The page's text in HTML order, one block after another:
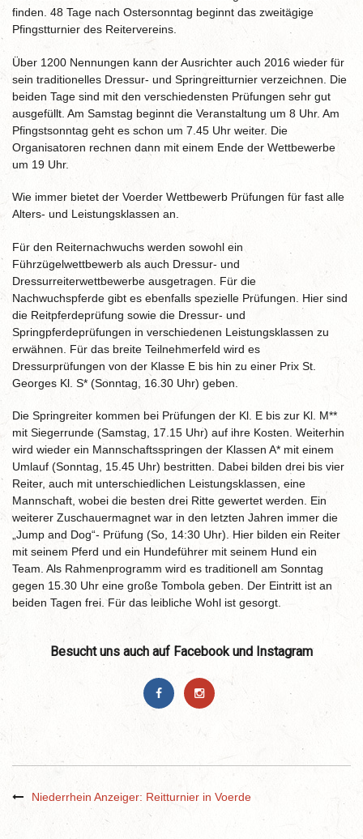
finden. 48 Tage nach Ostersonntag beginnt das zweitägige
Pfingstturnier des Reitervereins.
Über 1200 Nennungen kann der Ausrichter auch 2016 wieder für
sein traditionelles Dressur- und Springreitturnier verzeichnen. Die
beiden Tage sind mit den verschiedensten Prüfungen sehr gut
ausgefüllt. Am Samstag beginnt die Veranstaltung um 8 Uhr. Am
Pfingstsonntag geht es schon um 7.45 Uhr weiter. Die
Organisatoren rechnen dann mit einem Ende der Wettbewerbe
um 19 Uhr.
Wie immer bietet der Voerder Wettbewerb Prüfungen für fast alle
Alters- und Leistungsklassen an.
Für den Reiternachwuchs werden sowohl ein
Führzügelwettbewerb als auch Dressur- und
Dressurreiterwettbewerbe ausgetragen. Für die
Nachwuchspferde gibt es ebenfalls spezielle Prüfungen. Hier sind
die Reitpferdeprüfung sowie die Dressur- und
Springpferdeprüfungen in verschiedenen Leistungsklassen zu
erwähnen. Für das breite Teilnehmerfeld wird es
Dressurprüfungen von der Klasse E bis hin zu einer Prix St.
Georges Kl. S* (Sonntag, 16.30 Uhr) geben.
Die Springreiter kommen bei Prüfungen der Kl. E bis zur Kl. M**
mit Siegerrunde (Samstag, 17.15 Uhr) auf ihre Kosten. Weiterhin
wird wieder ein Mannschaftsspringen der Klassen A* mit einem
Umlauf (Sonntag, 15.45 Uhr) bestritten. Dabei bilden drei bis vier
Reiter, auch mit unterschiedlichen Leistungsklassen, eine
Mannschaft, wobei die besten drei Ritte gewertet werden. Ein
weiterer Zuschauermagnet war in den letzten Jahren immer die
„Jump and Dog“- Prüfung (So, 14:30 Uhr). Hier bilden ein Reiter
mit seinem Pferd und ein Hundeführer mit seinem Hund ein
Team. Als Rahmenprogramm wird es traditionell am Sonntag
gegen 15.30 Uhr eine große Tombola geben. Der Eintritt ist an
beiden Tagen frei. Für das leibliche Wohl ist gesorgt.
Besucht uns auch auf Facebook und Instagram
Niederrhein Anzeiger: Reitturnier in Voerde